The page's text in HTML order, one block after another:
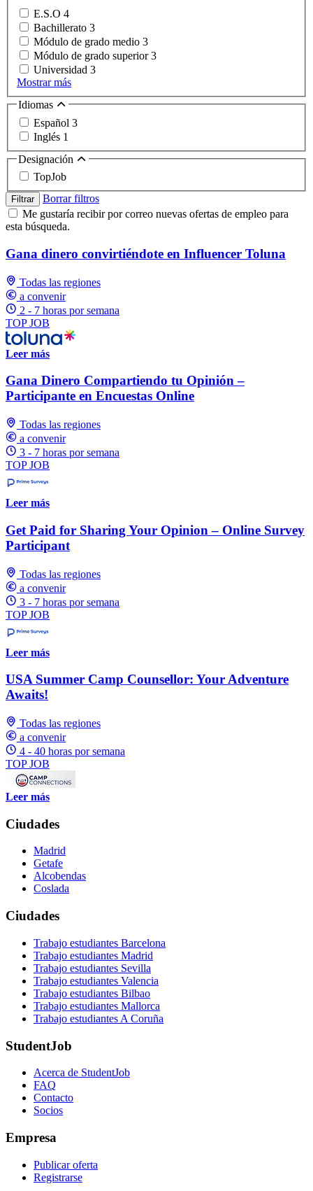
E.S.O 4
Bachillerato 3
Módulo de grado medio 3
Módulo de grado superior3
Universidad 3
Mostrar más
Idiomas
Español 3
Inglés 1
Designación
TopJob
Filtrar
Borrar filtros
Me gustaría recibir por correo nuevas ofertas de empleo para
esta búsqueda.
Gana dinero convirtiéndote en Influencer Toluna
Todas las regiones
a convenir
2 - 7 horas por semana
TOP JOB
Leer más
Gana Dinero Compartiendo tu Opinión –
Participante en Encuestas Online
Todas las regiones
a convenir
3 - 7 horas por semana
TOP JOB
Leer más
Get Paid for Sharing Your Opinion – Online Survey
Participant
Todas las regiones
a convenir
3 - 7 horas por semana
TOP JOB
Leer más
USA Summer Camp Counsellor: Your Adventure
Awaits!
Todas las regiones
a convenir
4 - 40 horas por semana
TOP JOB
Leer más
Ciudades
Madrid
Getafe
Alcobendas
Coslada
Ciudades
Trabajo estudiantes Barcelona
Trabajo estudiantes Madrid
Trabajo estudiantes Sevilla
Trabajo estudiantes Valencia
Trabajo estudiantes Bilbao
Trabajo estudiantes Mallorca
Trabajo estudiantes A Coruña
StudentJob
Acerca de StudentJob
FAQ
Contacto
Socios
Empresa
Publicar oferta
Registrarse